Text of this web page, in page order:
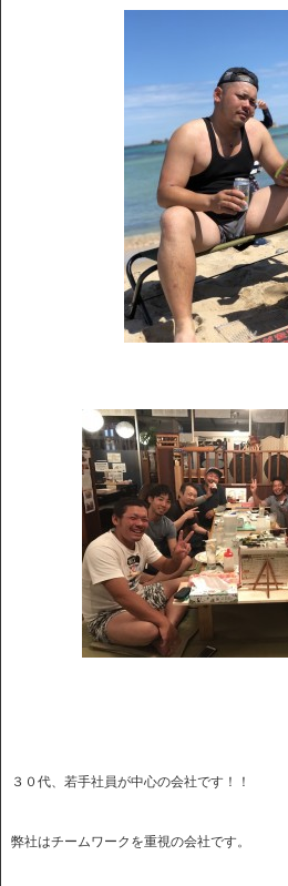
３０代、若手社員が中心の会社です！！
弊社はチームワークを重視の会社です。